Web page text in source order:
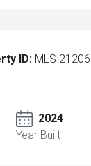
ID: MLS 21206
2024
Year Built